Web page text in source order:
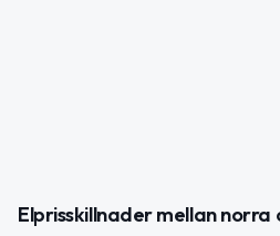
Elprisskillnader mellan norra